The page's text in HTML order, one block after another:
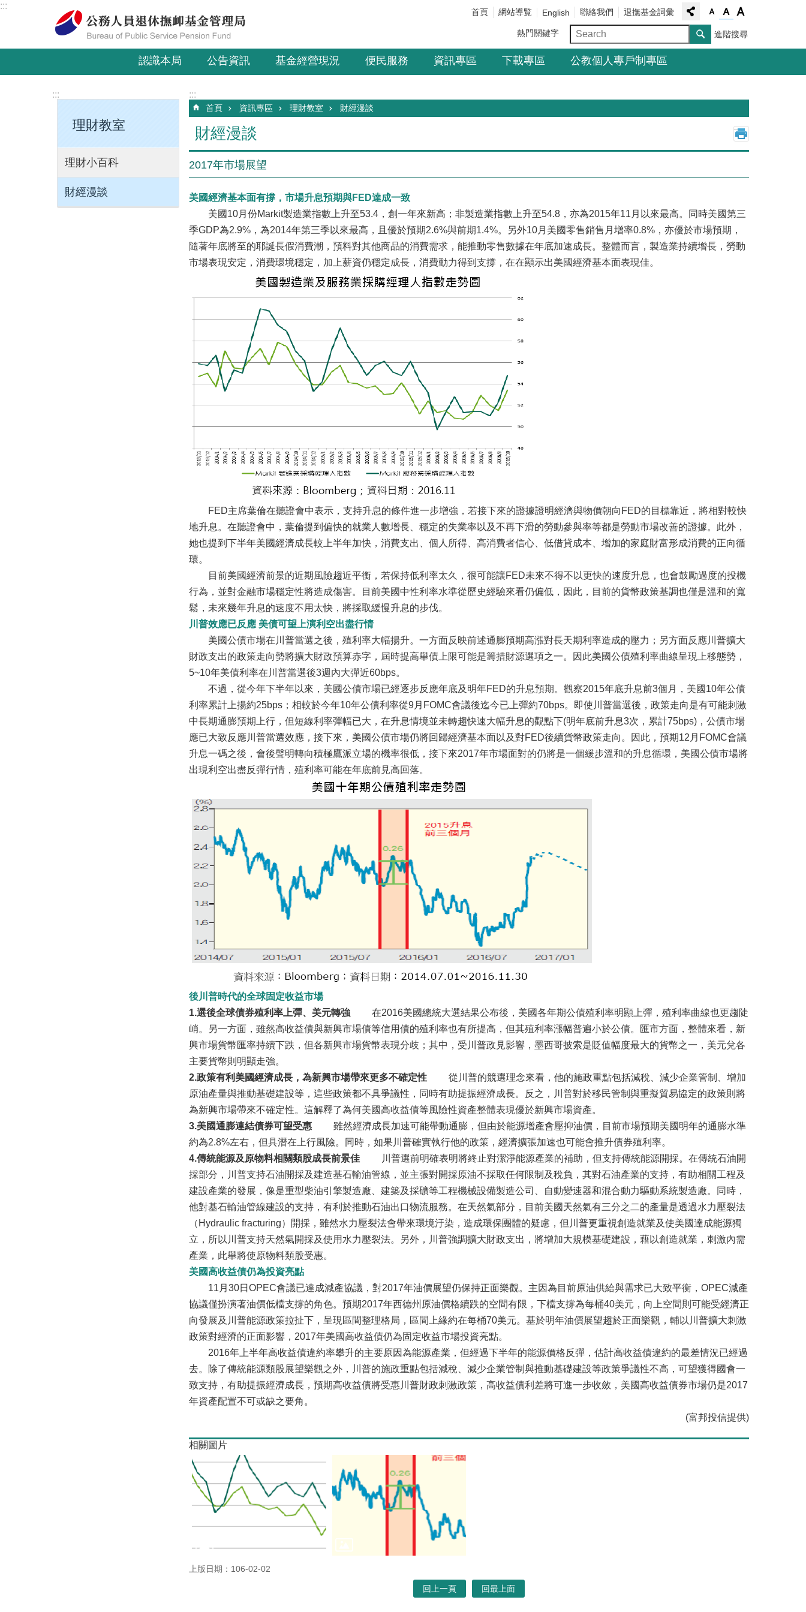
跳到主要內容區塊
:::
首頁 網站導覧 English 聯絡我們 退撫基金詞彙
熱門關鍵字 進階搜尋
認識本局 公告資訊 基金經營現況 便民服務 資訊專區 下載專區 公教個人專戶制專區
:::
理財教室
理財小百科
財經漫談
:::
首頁 資訊專區 理財教室 財經漫談
財經漫談 _
2017年市場展望
美國經濟基本面有撐，市場升息預期與FED達成一致
美國10月份Markit製造業指數上升至53.4，創一年來新高；非製造業指數上升至54.8，亦為2015年11月以來最高。同時美國第三
季GDP為2.9%，為2014年第三季以來最高，且優於預期2.6%與前期1.4%。另外10月美國零售銷售月增率0.8%，亦優於市場預期，
隨著年底將至的耶誕長假消費潮，預料對其他商品的消費需求，能推動零售數據在年底加速成長。整體而言，製造業持續增長，勞動
市場表現安定，消費環境穩定，加上薪資仍穩定成長，消費動力得到支撐，在在顯示出美國經濟基本面表現佳。
FED主席葉倫在聽證會中表示，支持升息的條件進一步增強，若接下來的證據證明經濟與物價朝向FED的目標靠近，將相對較快
地升息。在聽證會中，葉倫提到偏快的就業人數增長、穩定的失業率以及不再下滑的勞動參與率等都是勞動市場改善的證據。此外，
她也提到下半年美國經濟成長較上半年加快，消費支出、個人所得、高消費者信心、低借貸成本、增加的家庭財富形成消費的正向循
環。
目前美國經濟前景的近期風險趨近平衡，若保持低利率太久，很可能讓FED未來不得不以更快的速度升息，也會鼓勵過度的投機
行為，並對金融市場穩定性將造成傷害。目前美國中性利率水準從歷史經驗來看仍偏低，因此，目前的貨幣政策基調也僅是溫和的寬
鬆，未來幾年升息的速度不用太快，將採取緩慢升息的步伐。
川普效應已反應 美債可望上演利空出盡行情
美國公債市場在川普當選之後，殖利率大幅揚升。一方面反映前述通膨預期高漲對長天期利率造成的壓力；另方面反應川普擴大
財政支出的政策走向勢將擴大財政預算赤字，屆時提高舉債上限可能是籌措財源選項之一。因此美國公債殖利率曲線呈現上移態勢，
5~10年美債利率在川普當選後3週內大彈近60bps。
不過，從今年下半年以來，美國公債市場已經逐步反應年底及明年FED的升息預期。觀察2015年底升息前3個月，美國10年公債
利率累計上揚約25bps；相較於今年10年公債利率從9月FOMC會議後迄今已上彈約70bps。即使川普當選後，政策走向是有可能刺激
中長期通膨預期上行，但短線利率彈幅已大，在升息情境並未轉趨快速大幅升息的觀點下(明年底前升息3次，累計75bps)，公債市場
應已大致反應川普當選效應，接下來，美國公債市場仍將回歸經濟基本面以及對FED後續貨幣政策走向。因此，預期12月FOMC會議
升息一碼之後，會後聲明轉向積極鷹派立場的機率很低，接下來2017年市場面對的仍將是一個緩步溫和的升息循環，美國公債市場將
出現利空出盡反彈行情，殖利率可能在年底前見高回落。
後川普時代的全球固定收益市場
1.選後全球債券殖利率上彈、美元轉強 在2016美國總統大選結果公布後，美國各年期公債殖利率明顯上彈，殖利率曲線也更趨陡
峭。另一方面，雖然高收益債與新興市場債等信用債的殖利率也有所提高，但其殖利率漲幅普遍小於公債。匯市方面，整體來看，新
興市場貨幣匯率持續下跌，但各新興市場貨幣表現分歧；其中，受川普政見影響，墨西哥披索是貶值幅度最大的貨幣之一，美元兌各
主要貨幣則明顯走強。
2.政策有利美國經濟成長，為新興市場帶來更多不確定性 從川普的競選理念來看，他的施政重點包括減稅、減少企業管制、增加
原油產量與推動基礎建設等，這些政策都不具爭議性，同時有助提振經濟成長。反之，川普對於移民管制與重擬貿易協定的政策則將
為新興市場帶來不確定性。這解釋了為何美國高收益債等風險性資產整體表現優於新興市場資產。
3.美國通膨連結債券可望受惠 雖然經濟成長加速可能帶動通膨，但由於能源增產會壓抑油價，目前市場預期美國明年的通膨水準
約為2.8%左右，但具潛在上行風險。同時，如果川普確實執行他的政策，經濟擴張加速也可能會推升債券殖利率。
4.傳統能源及原物料相關類股成長前景佳 川普選前明確表明將終止對潔淨能源產業的補助，但支持傳統能源開採。在傳統石油開
採部分，川普支持石油開採及建造基石輸油管線，並主張對開採原油不採取任何限制及稅負，其對石油產業的支持，有助相關工程及
建設產業的發展，像是重型柴油引擎製造廠、建築及採礦等工程機械設備製造公司、自動變速器和混合動力驅動系統製造廠。同時，
他對基石輸油管線建設的支持，有利於推動石油出口物流服務。在天然氣部分，目前美國天然氣有三分之二的產量是透過水力壓裂法
（Hydraulic fracturing）開採，雖然水力壓裂法會帶來環境汙染，造成環保團體的疑慮，但川普更重視創造就業及使美國達成能源獨
立，所以川普支持天然氣開採及使用水力壓裂法。另外，川普強調擴大財政支出，將增加大規模基礎建設，藉以創造就業，刺激內需
產業，此舉將使原物料類股受惠。
美國高收益債仍為投資亮點
11月30日OPEC會議已達成減產協議，對2017年油價展望仍保持正面樂觀。主因為目前原油供給與需求已大致平衡，OPEC減產
協議僅扮演著油價低檔支撐的角色。預期2017年西德州原油價格續跌的空間有限，下檔支撐為每桶40美元，向上空間則可能受經濟正
向發展及川普能源政策拉扯下，呈現區間整理格局，區間上緣約在每桶70美元。基於明年油價展望趨於正面樂觀，輔以川普擴大刺激
政策對經濟的正面影響，2017年美國高收益債仍為固定收益市場投資亮點。
2016年上半年高收益債違約率攀升的主要原因為能源產業，但經過下半年的能源價格反彈，估計高收益債違約的最差情況已經過
去。除了傳統能源類股展望樂觀之外，川普的施政重點包括減稅、減少企業管制與推動基礎建設等政策爭議性不高，可望獲得國會一
致支持，有助提振經濟成長，預期高收益債將受惠川普財政刺激政策，高收益債利差將可進一步收斂，美國高收益債券市場仍是2017
年資產配置不可或缺之要角。
(富邦投信提供)
相關圖片
上版日期：106-02-02
回上一頁 回最上面